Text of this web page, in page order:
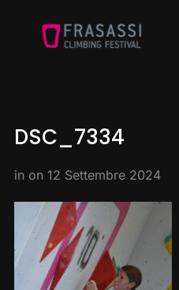
DSC_7334
in on 12 Settembre 2024